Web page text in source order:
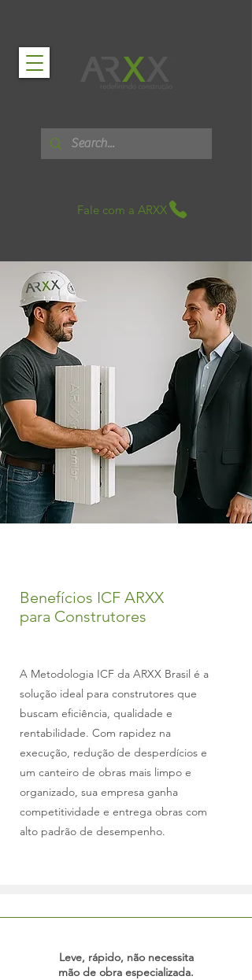
Fale com a ARXX
Benefícios ICF ARXX
para Construtores
A Metodologia ICF da ARXX Brasil é a
solução ideal para construtores que
buscam eficiência, qualidade e
rentabilidade. Com rapidez na
execução, redução de desperdícios e
um canteiro de obras mais limpo e
organizado, sua empresa ganha
competitividade e entrega obras com
alto padrão de desempenho.
Leve, rápido, não necessita
mão de obra especializada.